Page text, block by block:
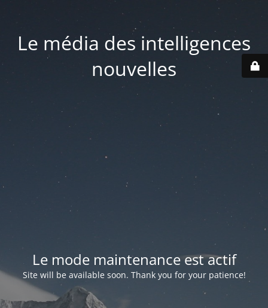
Le média des intelligences
nouvelles
Le mode maintenance est actif
Site will be available soon. Thank you for your patience!